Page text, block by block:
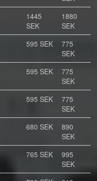
1445
SEK
1880
SEK
595 SEK
775
SEK
595 SEK
775
SEK
595 SEK
775
SEK
680 SEK
890
SEK
765 SEK
995
SEK